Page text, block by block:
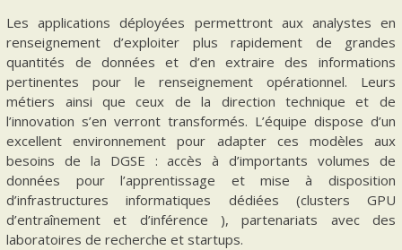
Les applications déployées permettront aux analystes en
renseignement d’exploiter plus rapidement de grandes
quantités de données et d’en extraire des informations
pertinentes pour le renseignement opérationnel. Leurs
métiers ainsi que ceux de la direction technique et de
l’innovation s’en verront transformés. L’équipe dispose d’un
excellent environnement pour adapter ces modèles aux
besoins de la DGSE : accès à d’importants volumes de
données pour l’apprentissage et mise à disposition
d’infrastructures informatiques dédiées (clusters GPU
d’entraînement et d’inférence ), partenariats avec des
laboratoires de recherche et startups.